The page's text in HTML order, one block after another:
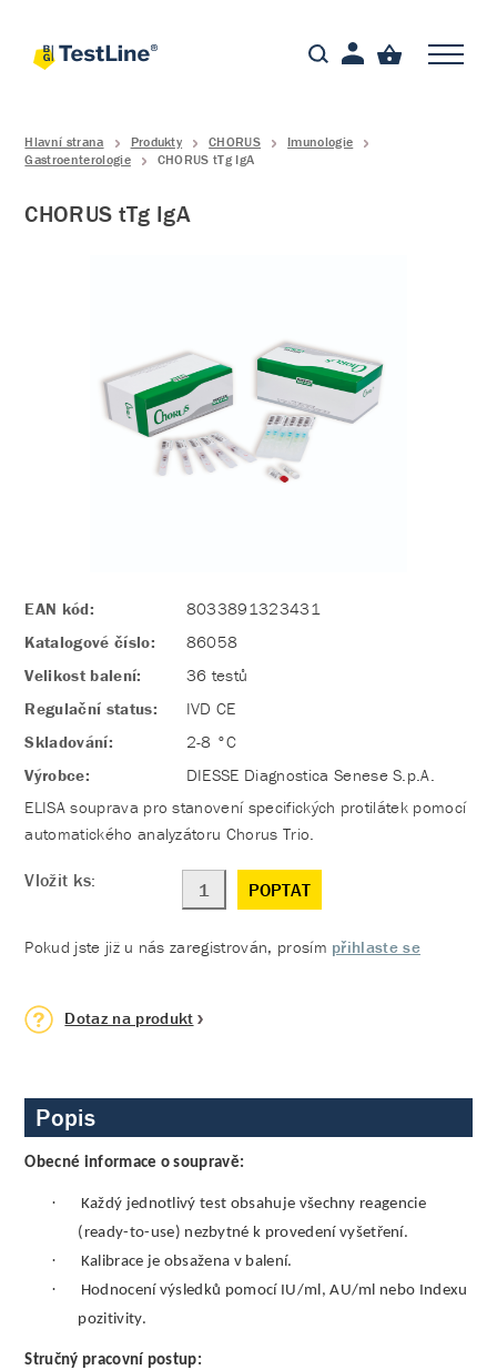
Hlavní strana Produkty CHORUS
Imunologie
Gastroenterologie
CHORUS tTg IgA
CHORUS tTg IgA
EAN kód:
8033891323431
Katalogové číslo:
86058
Velikost balení:
36 testů
Regulační status:
IVD CE
Skladování:
2-8 °C
Výrobce:
DIESSE Diagnostica Senese S.p.A.
ELISA souprava pro stanovení specifických protilátek pomocí
automatického analyzátoru Chorus Trio.
Vložit ks: POPTAT
Pokud jste již u nás zaregistrován, prosím přihlaste se
Dotaz na produkt
Popis
Obecné informace o soupravě:
·
Každý jednotlivý test obsahuje všechny reagencie
(ready-to-use) nezbytné k provedení vyšetření.
· Kalibrace je obsažena v balení.
·
Hodnocení výsledků pomocí IU/ml, AU/ml nebo Indexu
pozitivity.
Stručný pracovní postup: